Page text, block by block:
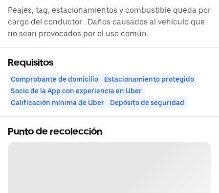
Peajes, tag, estacionamientos y combustible queda por
cargo del conductor . Daños causados al vehículo que
no sean provocados por el uso común.
Requisitos
Comprobante de domicilio
Estacionamiento protegido
Socio de la App con experiencia en Uber
Calificación mínima de Uber
Depósito de seguridad
Punto de recolección